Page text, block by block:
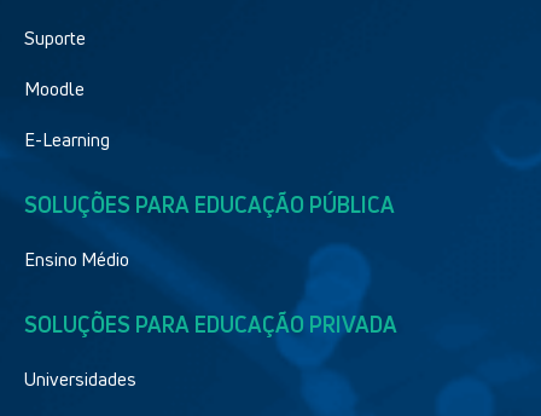
Suporte
Moodle
E-Learning
SOLUÇÕES PARA EDUCAÇÃO PÚBLICA
Ensino Médio
SOLUÇÕES PARA EDUCAÇÃO PRIVADA
Universidades